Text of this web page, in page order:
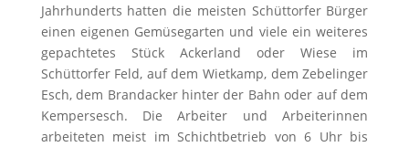
Jahrhunderts hatten die meisten Schüttorfer Bürger
einen eigenen Gemüsegarten und viele ein weiteres
gepachtetes Stück Ackerland oder Wiese im
Schüttorfer Feld, auf dem Wietkamp, dem Zebelinger
Esch, dem Brandacker hinter der Bahn oder auf dem
Kempersesch. Die Arbeiter und Arbeiterinnen
arbeiteten meist im Schichtbetrieb von 6 Uhr bis